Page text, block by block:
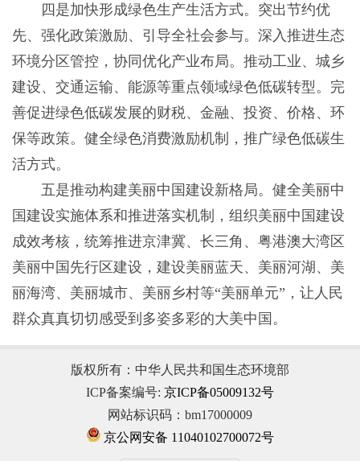
四是加快形成绿色生产生活方式。突出节约优
先、强化政策激励、引导全社会参与。深入推进生态
环境分区管控，协同优化产业布局。推动工业、城乡
建设、交通运输、能源等重点领域绿色低碳转型。完
善促进绿色低碳发展的财税、金融、投资、价格、环
保等政策。健全绿色消费激励机制，推广绿色低碳生
活方式。
五是推动构建美丽中国建设新格局。健全美丽中
国建设实施体系和推进落实机制，组织美丽中国建设
成效考核，统筹推进京津冀、长三角、粤港澳大湾区
美丽中国先行区建设，建设美丽蓝天、美丽河湖、美
丽海湾、美丽城市、美丽乡村等“美丽单元”，让人民
群众真真切切感受到多姿多彩的大美中国。
版权所有：中华人民共和国生态环境部
ICP备案编号: 京ICP备05009132号
网站标识码：bm17000009
京公网安备 11040102700072号